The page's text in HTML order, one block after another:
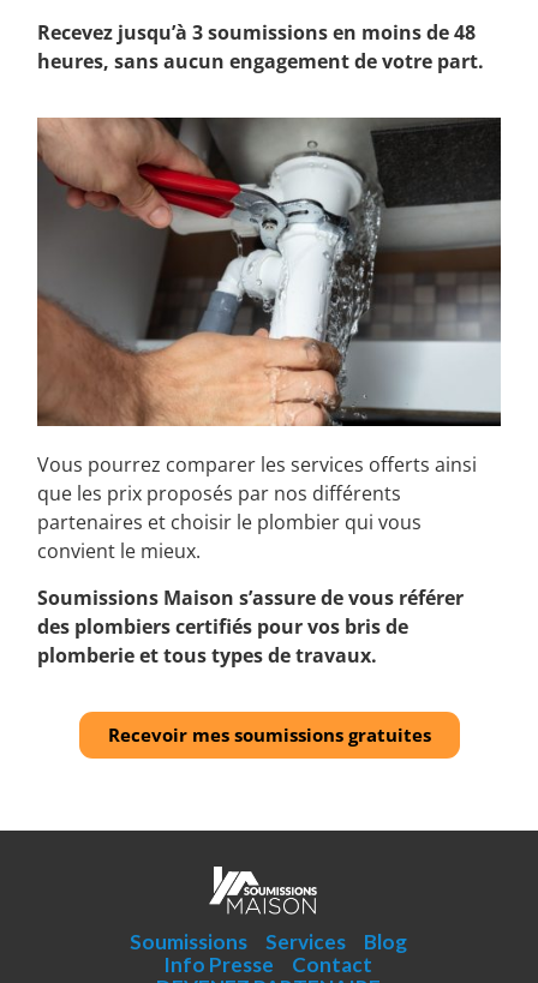
Recevez jusqu’à 3 soumissions en moins de 48
heures, sans aucun engagement de votre part.
Vous pourrez comparer les services offerts ainsi
que les prix proposés par nos différents
partenaires et choisir le plombier qui vous
convient le mieux.
Soumissions Maison s’assure de vous référer
des plombiers certifiés pour vos bris de
plomberie et tous types de travaux.
Recevoir mes soumissions gratuites
Soumissions Services
Blog
Info Presse
Contact